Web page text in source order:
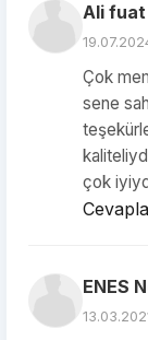
Ali
Çok
sene
çok
Cevapla
ENES